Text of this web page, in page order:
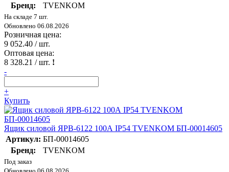
Бренд:
TVENKOM
На складе 7 шт.
Обновлено 06.08.2026
Розничная цена:
9 052.40 / шт.
Оптовая цена:
8 328.21 / шт. !
-
+
Купить
Ящик силовой ЯРВ-6122 100А IP54 TVENKOM БП-00014605
Артикул: БП-00014605
Бренд:
TVENKOM
Под заказ